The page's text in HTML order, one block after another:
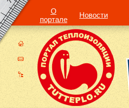
О
портале
Новости